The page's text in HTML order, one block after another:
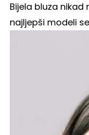
Bijela bluza nikad
najljepši modeli